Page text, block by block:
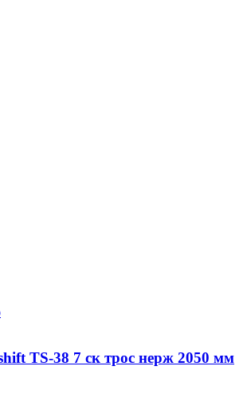
TS-38 7 ск трос нерж 2050 мм